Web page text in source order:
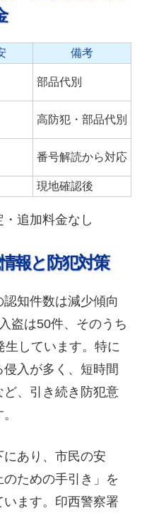
備考
部品代別
高防犯・部品代別
番号解読から対応
現地確認後
追加料金なし
報と防犯対策
知件数は減少傾向
盗は50件、そのうち
生しています。特に
入が多く、短時間
、引き続き防犯意
あり、市民の安
ための手引き」を
ます。印西警察署